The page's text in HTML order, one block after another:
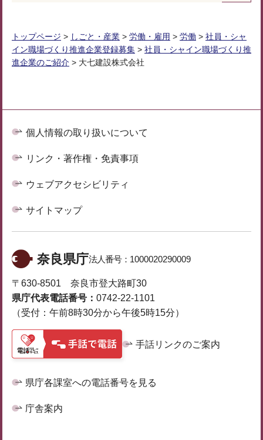
トップページ > しごと・産業 > 労働・雇用 > 労働 > 社員・シャ
イン職場づくり推進企業登録募集 > 社員・シャイン職場づくり推
進企業のご紹介 > 大七建設株式会社
個人情報の取り扱いについて
リンク・著作権・免責事項
ウェブアクセシビリティ
サイトマップ
奈良県庁法人番号： 1000020290009
〒630-8501 奈良市登大路町30
県庁代表電話番号： 0742-22-1101
（受付：午前8時30分から午後5時15分）
手話リンクのご案内
県庁各課室への電話番号を見る
庁舎案内